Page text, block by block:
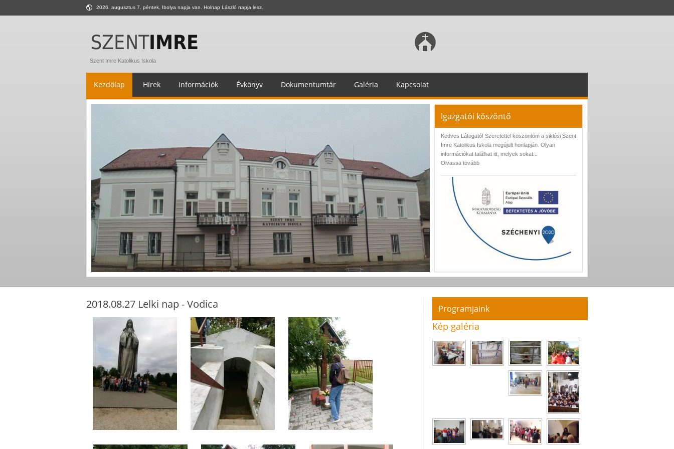
2026. augusztus 7. péntek, Ibolya napja van. Holnap László napja lesz.
Szent Imre Katolikus Iskola
Kezdőlap Hírek Információk Évkönyv Dokumentumtár Galéria Kapcsolat
Igazgatói köszöntő
Kedves Látogató! Szeretettel köszöntöm a siklósi Szent
Imre Katolikus Iskola megújult honlapján. Olyan
információkat találhat itt, melyek sokat...
Olvassa tovább
2018.08.27 Lelki nap - Vodica Programjaink
Kép galéria